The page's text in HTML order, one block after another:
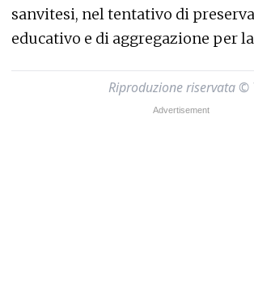
sanvitesi, nel tentativo di
educativo e di aggregazione per
Riproduzione riservata ©